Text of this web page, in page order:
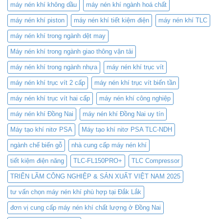
máy nén khí không dầu máy nén khí ngành hoá chất
máy nén khí piston máy nén khí tiết kiệm điện máy nén khí TLC
máy nén khí trong ngành dệt may
Máy nén khí trong ngành giao thông vận tải
máy nén khí trong ngành nhựa máy nén khí trục vít
máy nén khí trục vít 2 cấp máy nén khí trục vít biến tần
máy nén khí trục vít hai cấp máy nén khí công nghiệp
máy nén khí Đồng Nai máy nén khí Đồng Nai uy tín
Máy tạo khí nitơ PSA Máy tạo khí nitơ PSA TLC-NDH
ngành chế biến gỗ nhà cung cấp máy nén khí
tiết kiệm điện năng TLC-FL150PRO+ TLC Compressor
TRIỂN LÃM CÔNG NGHIỆP & SẢN XUẤT VIỆT NAM 2025
tư vấn chọn máy nén khí phù hợp tại Đắk Lắk
đơn vị cung cấp máy nén khí chất lượng ở Đồng Nai